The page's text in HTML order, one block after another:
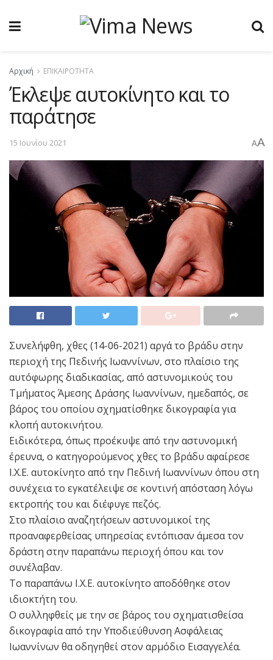
Αρχική ΕΠΙΚΑΙΡΟΤΗΤΑ
Έκλεψε αυτοκίνητο και το
παράτησε
15 Ιουνίου 2021 AA
Συνελήφθη, χθες (14-06-2021) αργά το βράδυ στην
περιοχή της Πεδινής Ιωαννίνων, στο πλαίσιο της
αυτόφωρης διαδικασίας, από αστυνομικούς του
Τμήματος Άμεσης Δράσης Ιωαννίνων, ημεδαπός, σε
βάρος του οποίου σχηματίσθηκε δικογραφία για
κλοπή αυτοκινήτου.
Ειδικότερα, όπως προέκυψε από την αστυνομική
έρευνα, ο κατηγορούμενος χθες το βράδυ αφαίρεσε
Ι.Χ.Ε. αυτοκίνητο από την Πεδινή Ιωαννίνων όπου στη
συνέχεια το εγκατέλειψε σε κοντινή απόσταση λόγω
εκτροπής του και διέφυγε πεζός.
Στο πλαίσιο αναζητήσεων αστυνομικοί της
προαναφερθείσας υπηρεσίας εντόπισαν άμεσα τον
δράστη στην παραπάνω περιοχή όπου και τον
συνέλαβαν.
Το παραπάνω Ι.Χ.Ε. αυτοκίνητο αποδόθηκε στον
ιδιοκτήτη του.
Ο συλληφθείς με την σε βάρος του σχηματισθείσα
δικογραφία από την Υποδιεύθυνση Ασφάλειας
Ιωαννίνων θα οδηγηθεί στον αρμόδιο Εισαγγελέα.